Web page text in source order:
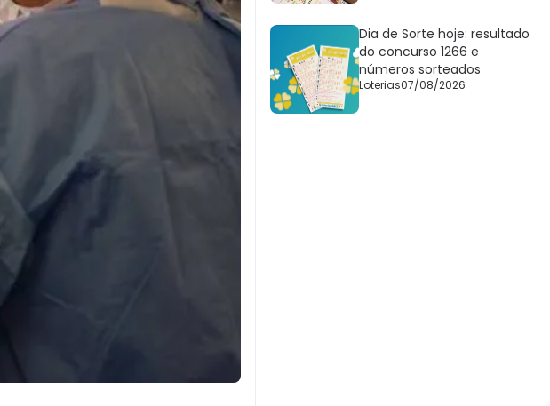
Dia de Sorte hoje: resultado
do concurso 1266 e
números sorteados
Loterias07/08/2026